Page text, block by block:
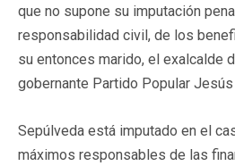
que no supone su imputación
responsabilidad civil, de los
su entonces marido, el exalcalde
gobernante Partido Popular
Sepúlveda está imputado en el
máximos responsables de las